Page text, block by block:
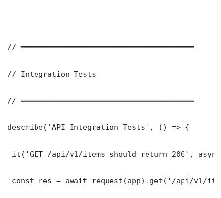
// ═══════════════════════════════════════
// Integration Tests
// ═══════════════════════════════════════
describe('API Integration Tests', () => {
it('GET /api/v1/items should return 200',
const res = await request(app).get('/api/v1/